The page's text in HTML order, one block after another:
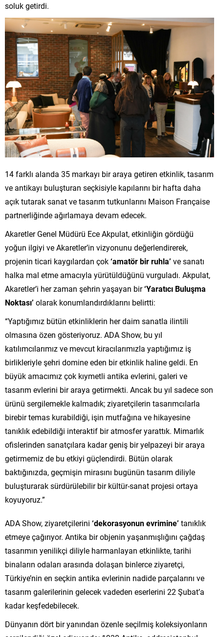
soluk getirdi.
14 farklı alanda 35 markayı bir araya getiren etkinlik, tasarım
ve antikayı buluşturan seçkisiyle kapılarını bir hafta daha
açık tutarak sanat ve tasarım tutkunlarını Maison Française
partnerliğinde ağırlamaya devam edecek.
Akaretler Genel Müdürü Ece Akpulat, etkinliğin gördüğü
yoğun ilgiyi ve Akaretler’in vizyonunu değerlendirerek,
projenin ticari kaygılardan çok‘amatör bir ruhla’ ve sanatı
halka mal etme amacıyla yürütüldüğünü vurguladı. Akpulat,
Akaretler’i her zaman şehrin yaşayan bir‘Yaratıcı Buluşma
Noktası’ olarak konumlandırdıklarını belirtti:
“Yaptığımız bütün etkinliklerin her daim sanatla ilintili
olmasına özen gösteriyoruz. ADA Show, bu yıl
katılımcılarımız ve mevcut kiracılarımızla yaptığımız iş
birlikleriyle şehri domine eden bir etkinlik haline geldi. En
büyük amacımız çok kıymetli antika evlerini, galeri ve
tasarım evlerini bir araya getirmekti. Ancak bu yıl sadece son
ürünü sergilemekle kalmadık; ziyaretçilerin tasarımcılarla
birebir temas kurabildiği, işin mutfağına ve hikayesine
tanıklık edebildiği interaktif bir atmosfer yarattık. Mimarlık
ofislerinden sanatçılara kadar geniş bir yelpazeyi bir araya
getirmemiz de bu etkiyi güçlendirdi. Bütün olarak
baktığınızda, geçmişin mirasını bugünün tasarım diliyle
buluşturarak sürdürülebilir bir kültür-sanat projesi ortaya
koyuyoruz.”
ADA Show, ziyaretçilerini ‘dekorasyonun evrimine’ tanıklık
etmeye çağırıyor. Antika bir objenin yaşanmışlığını çağdaş
tasarımın yenilikçi diliyle harmanlayan etkinlikte, tarihi
binaların odaları arasında dolaşan binlerce ziyaretçi,
Türkiye’nin en seçkin antika evlerinin nadide parçalarını ve
tasarım galerilerinin gelecek vadeden eserlerini 22 Şubat’a
kadar keşfedebilecek.
Dünyanın dört bir yanından özenle seçilmiş koleksiyonların